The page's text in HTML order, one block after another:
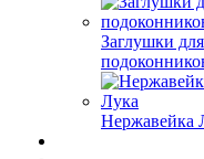
Заглушки для
Нержавейка